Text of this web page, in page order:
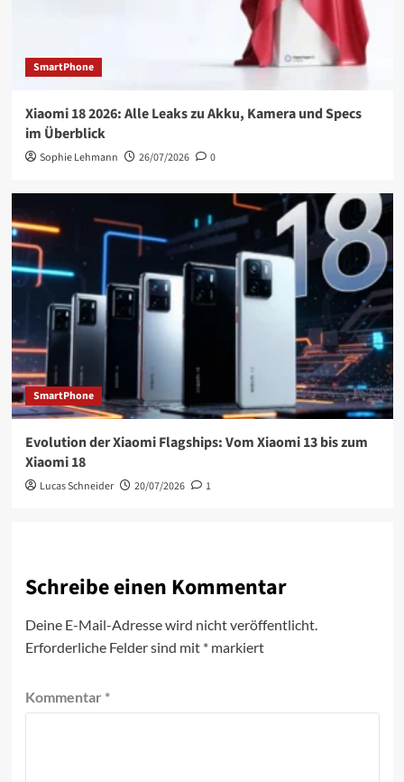
SmartPhone
Xiaomi 18 2026: Alle Leaks zu Akku, Kamera und Specs
im Überblick
Sophie Lehmann 26/07/2026 0
SmartPhone
Evolution der Xiaomi Flagships: Vom Xiaomi 13 bis zum
Xiaomi 18
Lucas Schneider 20/07/2026 1
Schreibe einen Kommentar
Deine E-Mail-Adresse wird nicht veröffentlicht.
Erforderliche Felder sind mit *markiert
Kommentar *